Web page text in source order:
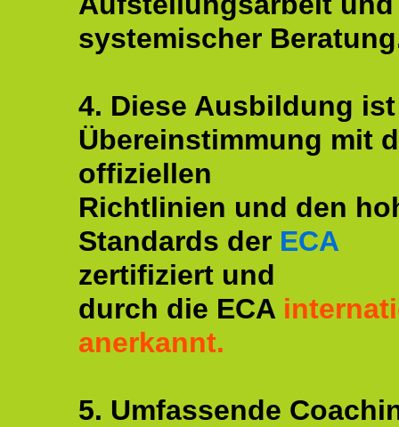
systemischer
4. Diese Ausbildung
Übereinstimmung mit
offiziellen
Richtlinien und den
Standards der ECA
zertifiziert und
durch die ECA
anerkannt.
5. Umfassende